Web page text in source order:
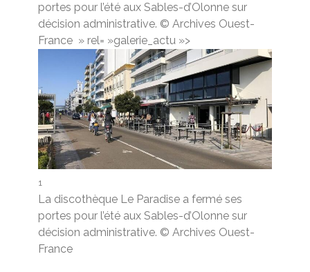
portes pour l’été aux Sables-d’Olonne sur
décision administrative. © Archives Ouest-
France » rel= »galerie_actu »>
1
La discothèque Le Paradise a fermé ses
portes pour l’été aux Sables-d’Olonne sur
décision administrative. © Archives Ouest-
France